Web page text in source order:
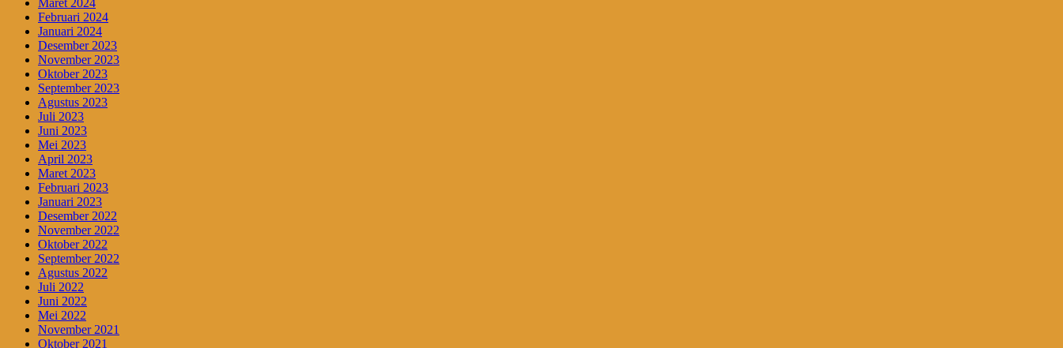
Maret 2024
Februari 2024
Januari 2024
Desember 2023
November 2023
Oktober 2023
September 2023
Agustus 2023
Juli 2023
Juni 2023
Mei 2023
April 2023
Maret 2023
Februari 2023
Januari 2023
Desember 2022
November 2022
Oktober 2022
September 2022
Agustus 2022
Juli 2022
Juni 2022
Mei 2022
November 2021
Oktober 2021